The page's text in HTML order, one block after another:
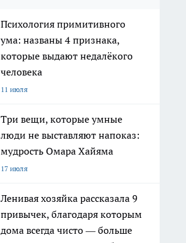
Психология примитивного
ума: названы 4 признака,
которые выдают недалёкого
человека
11 июля
Три вещи, которые умные
люди не выставляют напоказ:
мудрость Омара Хайяма
17 июля
Ленивая хозяйка рассказала 9
привычек, благодаря которым
дома всегда чисто — больше